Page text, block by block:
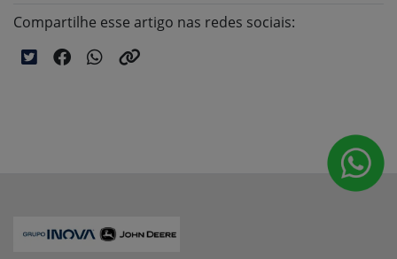
Compartilhe esse artigo nas redes sociais: